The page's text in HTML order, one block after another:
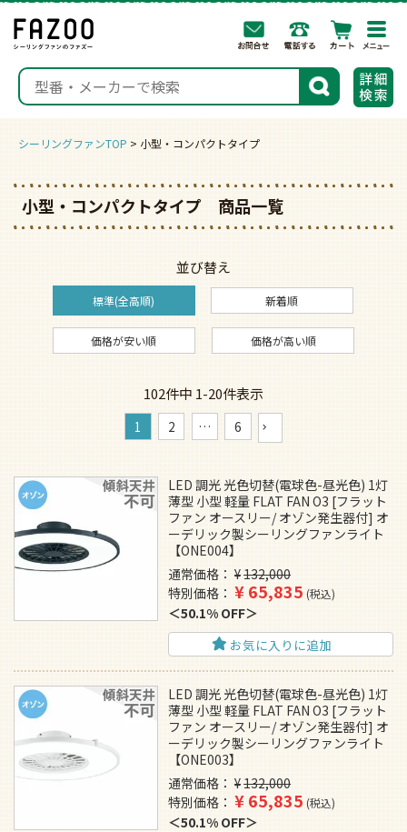
検索
シーリングファンTOP 小型・コンパクトタイプ
小型・コンパクトタイプ 商品一覧
並び替え
標準(全高順) 新着順
価格が安い順 価格が高い順
102件中 1-20件表示
1 2 … 6
LED 調光 光色切替(電球色-昼光色) 1灯
薄型 小型 軽量 FLAT FAN O3 [フラット
ファン オースリー/ オゾン発生器付] オ
ーデリック製シーリングファンライト
【ONE004】
通常価格
¥132,000
特別価格
¥65,835 税込
50.1% OFF
お気に入りに追加
LED 調光 光色切替(電球色-昼光色) 1灯
薄型 小型 軽量 FLAT FAN O3 [フラット
ファン オースリー/ オゾン発生器付] オ
ーデリック製シーリングファンライト
【ONE003】
通常価格
¥132,000
特別価格
¥65,835 税込
50.1% OFF